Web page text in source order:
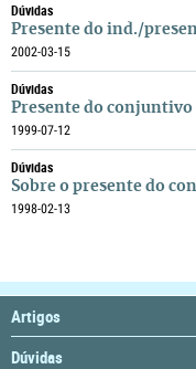
Dúvidas
Presente do ind./
2002-03-15
Dúvidas
Presente do
1999-07-12
Dúvidas
Sobre o presente do
1998-02-13
Artigos
Dúvidas